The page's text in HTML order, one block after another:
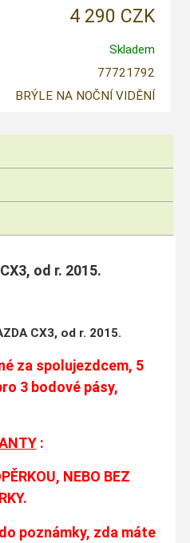
4 290 CZK
Skladem
77721792
BRÝLE NA NOČNÍ VIDĚNÍ
od r. 2015.
CX3, od r. 2015.
za spolujezdcem, 5
3 bodové pásy,
:
NEBO BEZ
poznámky, zda máte